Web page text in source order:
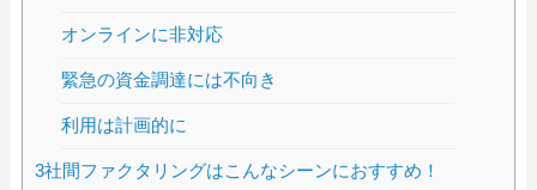
オンラインに非対応
緊急の資金調達には不向き
利用は計画的に
3社間ファクタリングはこんなシーンにおすすめ！